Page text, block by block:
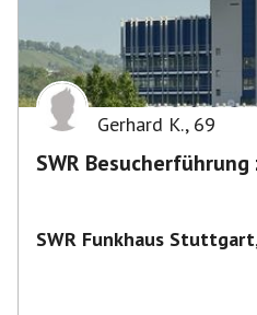
Gerhard K., 69
SWR
SWR Funkhaus Stuttgart